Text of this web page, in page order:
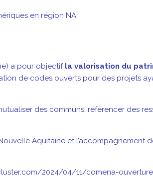
en région NA
a pour objectif la valorisation du
de codes ouverts pour des projets
des communs, référencer des
Aquitaine et l’accompagnement
2024/04/11/comena-